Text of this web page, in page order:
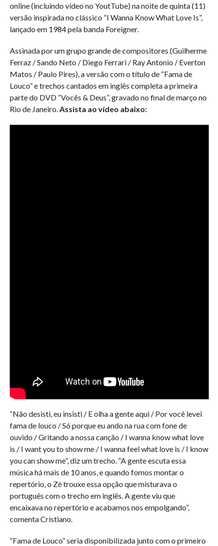
online (incluindo vídeo no YoutTube) na noite de quinta (11)
versão inspirada no clássico “I Wanna Know What Love Is”,
lançado em 1984 pela banda Foreigner.
Assinada por um grupo grande de compositores (Guilherme
Ferraz / Sando Neto / Diego Ferrari / Ray Antonio / Everton
Matos / Paulo Pires), a versão com o título de “Fama de
Louco” e trechos cantados em inglês completa a primeira
parte do DVD “Vocês & Deus”, gravado no final de março no
Rio de Janeiro.Assista ao vídeo abaixo:
“Não desisti, eu insisti / E olha a gente aqui / Por você levei
fama de louco / Só porque eu ando na rua com fone de
ouvido / Gritando a nossa canção / I wanna know what love
is / I want you to show me / I wanna feel what love is / I know
you can show me”, diz um trecho. “A gente escuta essa
música há mais de 10 anos, e quando fomos montar o
repertório, o Zé trouxe essa opção que misturava o
português com o trecho em inglês. A gente viu que
encaixava no repertório e acabamos nos empolgando”,
comenta Cristiano.
“Fama de Louco” seria disponibilizada junto com o primeiro